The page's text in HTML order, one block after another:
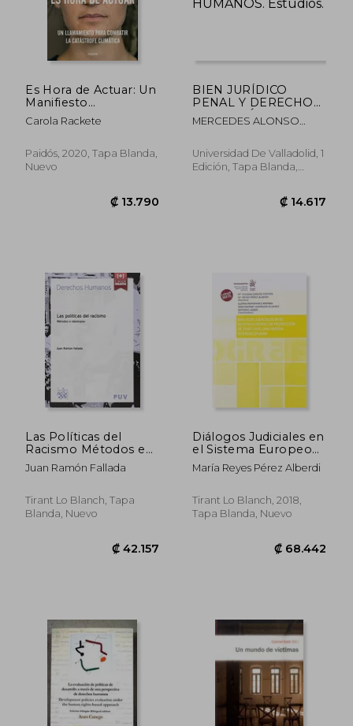
Es Hora de Actuar: Un
Manifiesto
(Contextos)
Carola Rackete
Paidós, 2020, Tapa Blanda,
Nuevo
₡ 13.790
BIEN JURÍDICO
PENAL Y DERECHO
PENAL MÍNIMO DE
LOS DERECHOS
MERCEDES ALONSO
Universidad De Valladolid, 1
Edición, Tapa Blanda,
Las Políticas del
Racismo Métodos e
Ideologías
Juan Ramón Fallada
Tirant Lo Blanch, Tapa
Blanda, Nuevo
Diálogos Judiciales en
el Sistema Europeo
de Protección de
Derechos: Una Mirada
(Monografías)
María Reyes Pérez Alberdi
Tirant Lo Blanch, 2018,
Tapa Blanda, Nuevo